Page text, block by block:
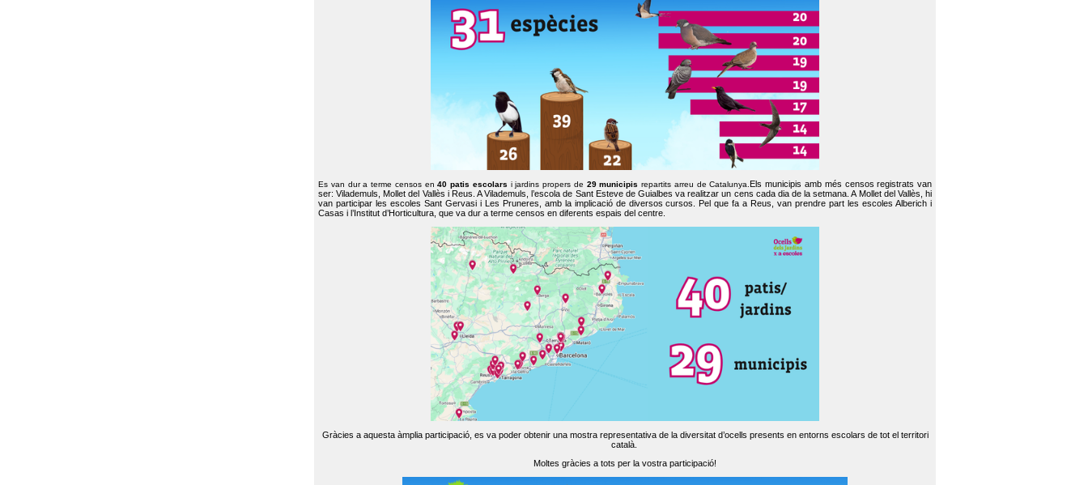
Es van dur a terme censos en40 patis escolars i jardins propers de 29 municipis repartits arreu de Catalunya. Els municipis amb més censos registrats van
ser: Vilademuls, Mollet del Vallès i Reus. A Vilademuls, l’escola de Sant Esteve de Guialbes va realitzar un cens cada dia de la setmana. A Mollet del Vallès, hi
van participar les escoles Sant Gervasi i Les Pruneres, amb la implicació de diversos cursos. Pel que fa a Reus, van prendre part les escoles Alberich i
Casas i l’Institut d’Horticultura, que va dur a terme censos en diferents espais del centre.
Gràcies a aquesta àmplia participació, es va poder obtenir una mostra representativa de la diversitat d’ocells presents en entorns escolars de tot el territori
català.
Moltes gràcies a tots per la vostra participació!